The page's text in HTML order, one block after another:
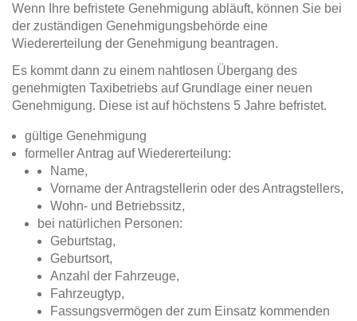
Wenn Ihre befristete Genehmigung abläuft, können Sie bei
der zuständigen Genehmigungsbehörde eine
Wiedererteilung der Genehmigung beantragen.
Es kommt dann zu einem nahtlosen Übergang des
genehmigten Taxibetriebs auf Grundlage einer neuen
Genehmigung. Diese ist auf höchstens 5 Jahre befristet.
gültige Genehmigung
formeller Antrag auf Wiedererteilung:
Name,
Vorname der Antragstellerin oder des Antragstellers,
Wohn- und Betriebssitz,
bei natürlichen Personen:
Geburtstag,
Geburtsort,
Anzahl der Fahrzeuge,
Fahrzeugtyp,
Fassungsvermögen der zum Einsatz kommenden